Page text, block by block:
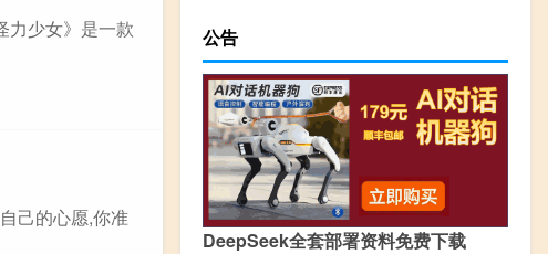
力少女》是一款
己的心愿,你准
公告
DeepSeek全套部署资料免费下载